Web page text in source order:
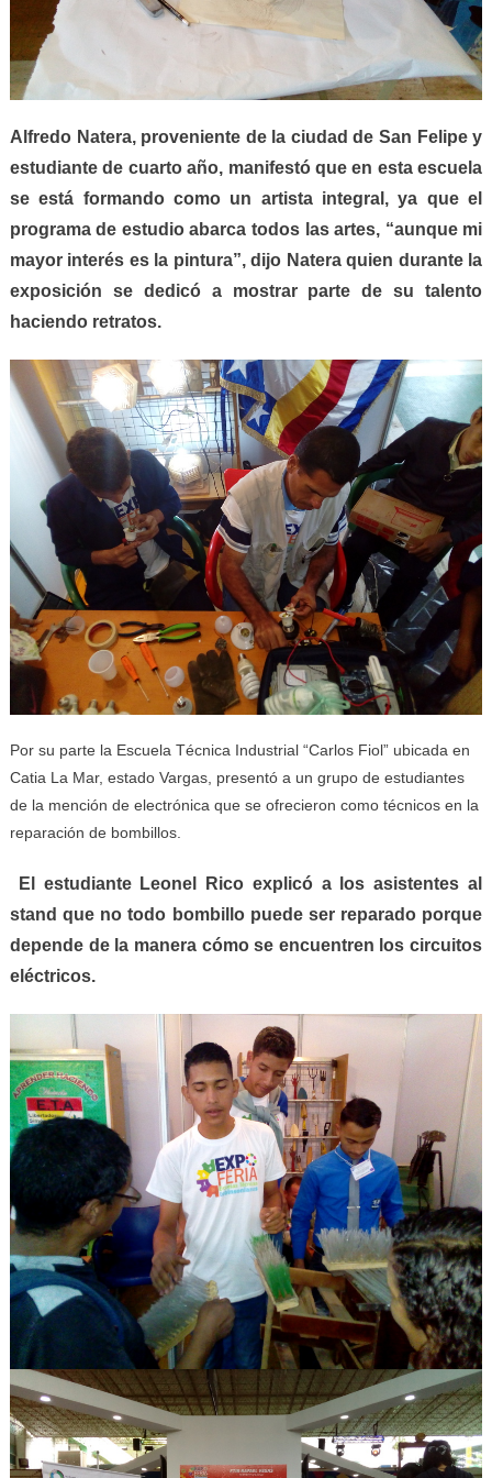
Alfredo Natera, proveniente de la ciudad de San Felipey
estudiante de cuarto año, manifestó que en esta escuela
se está formando como un artista integral, ya que el
programa de estudio abarca todos las artes, “aunque mi
mayor interés es la pintura”, dijo Natera quien durante la
exposición se dedicó a mostrar parte de su talento
haciendo retratos.
Por su parte la Escuela Técnica Industrial “Carlos Fiol” ubicada en
Catia La Mar, estado Vargas, presentó a un grupo de estudiantes
de la mención de electrónica que se ofrecieron como técnicos en la
reparación de bombillos.
El estudiante Leonel Rico explicó a los asistentes al
stand que no todo bombillo puede ser reparado porque
depende de la manera cómo se encuentren los circuitos
eléctricos.